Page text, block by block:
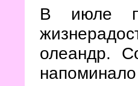
В июле
олеандр.